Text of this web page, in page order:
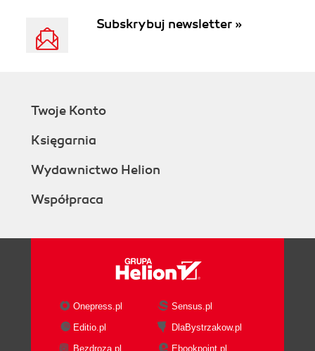
Subskrybuj newsletter »
Twoje Konto
Księgarnia
Wydawnictwo Helion
Współpraca
Onepress.pl
Sensus.pl
Editio.pl
DlaBystrzakow.pl
Bezdroza.pl
Ebookpoint.pl